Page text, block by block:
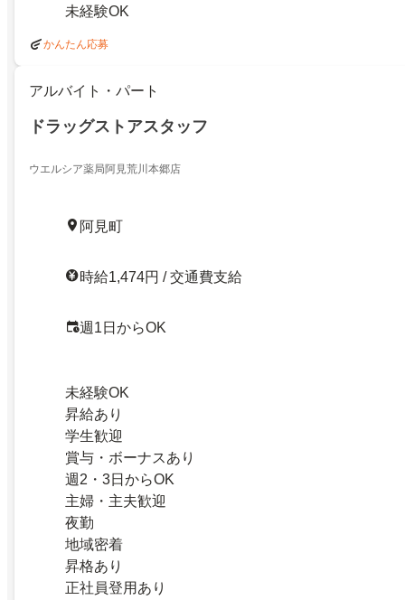
未経験OK
かんたん応募
アルバイト・パート
ドラッグストアスタッフ
ウエルシア薬局阿見荒川本郷店
阿見町
時給1,474円 / 交通費支給
週1日からOK
未経験OK
昇給あり
学生歓迎
賞与・ボーナスあり
週2・3日からOK
主婦・主夫歓迎
夜勤
地域密着
昇格あり
正社員登用あり